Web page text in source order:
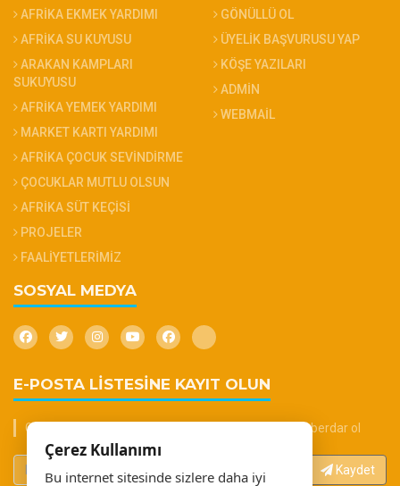
AFRİKA EKMEK YARDIMI
AFRİKA SU KUYUSU
ARAKAN KAMPLARI
SUKUYUSU
AFRİKA YEMEK YARDIMI
MARKET KARTI YARDIMI
AFRİKA ÇOCUK SEVİNDİRME
ÇOCUKLAR MUTLU OLSUN
AFRİKA SÜT KEÇİSİ
PROJELER
FAALİYETLERİMİZ
GÖNÜLLÜ OL
ÜYELİK BAŞVURUSU YAP
KÖŞE YAZILARI
ADMİN
WEBMAİL
SOSYAL MEDYA
E-POSTA LİSTESİNE KAYIT OLUN
Güncel haberler, duyurular ve ihalelerden anında haberdar ol
Kaydet
Çerez Kullanımı
Bu internet sitesinde sizlere daha iyi